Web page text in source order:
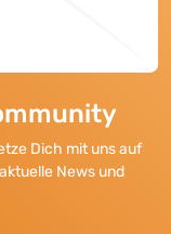
Dich mit uns auf
News und